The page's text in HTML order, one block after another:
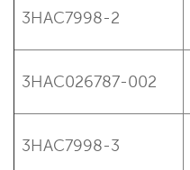
3HAC7998-2
3HAC026787-002
3HAC7998-3